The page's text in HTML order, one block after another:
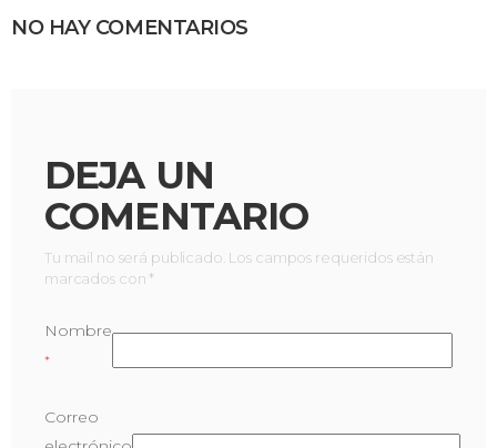
NO HAY COMENTARIOS
DEJA UN
COMENTARIO
Tu mail no será publicado. Los campos requeridos están
marcados con *
Nombre
*
Correo